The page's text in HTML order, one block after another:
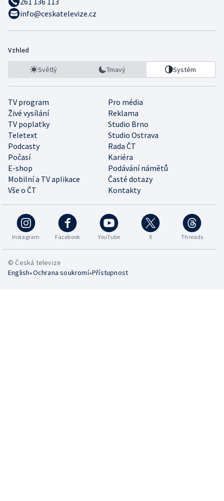
info@ceskatelevize.cz
Vzhled
Světlý Tmavý Systém
TV program
Pro média
Živé vysílání
Reklama
TV poplatky
Studio Brno
Teletext
Studio Ostrava
Podcasty
Rada ČT
Počasí
Kariéra
E-shop
Podávání námětů
Mobilní a TV aplikace
Časté dotazy
Vše o ČT
Kontakty
Instagram Facebook YouTube X Threads
© Česká televize
English•Ochrana soukromí•Přístupnost